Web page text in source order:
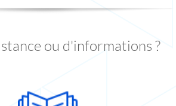
ou d'informations ?